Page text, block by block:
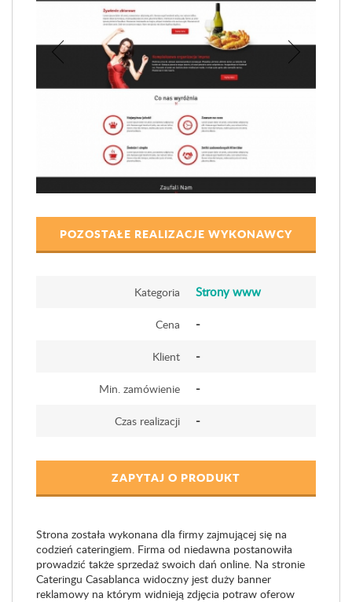
POZOSTAŁE REALIZACJE WYKONAWCY
Kategoria Strony www
Cena -
Klient -
Min. zamówienie -
Czas realizacji -
ZAPYTAJ O PRODUKT
Strona została wykonana dla firmy zajmującej się na
codzień cateringiem. Firma od niedawna postanowiła
prowadzić także sprzedaż swoich dań online. Na stronie
Cateringu Casablanca widoczny jest duży banner
reklamowy na którym widnieją zdjęcia potraw oferow